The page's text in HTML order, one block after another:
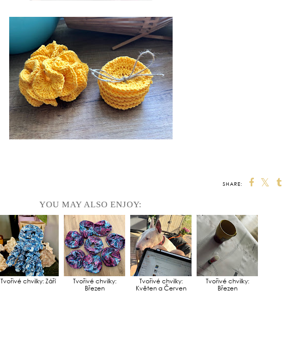
SHARE:
YOU MAY ALSO ENJOY:
Tvořivé chvilky: Září
Tvořivé chvilky:
Březen
Tvořivé chvilky:
Květen a Červen
Tvořivé chvilky:
Březen